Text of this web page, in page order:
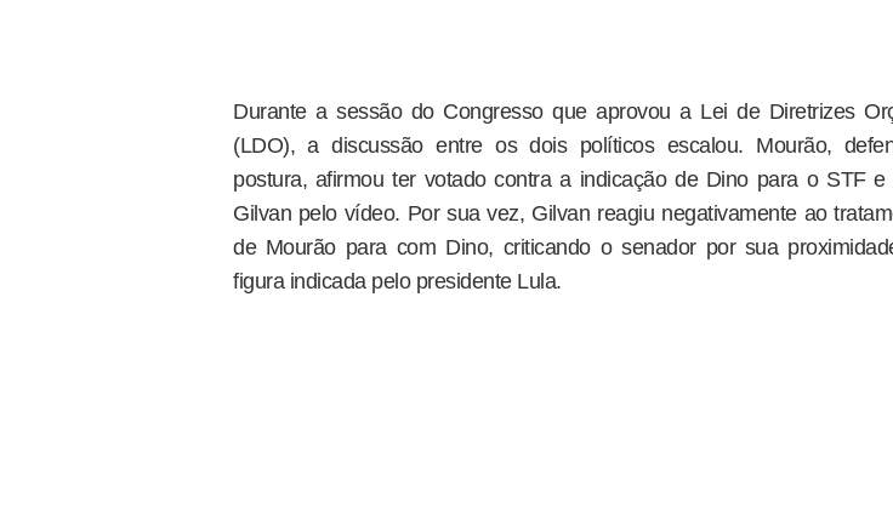
Durante a sessão do Congresso que aprovou a Lei de Diretrizes
(LDO), a discussão entre os dois políticos escalou. Mourão,
postura, afirmou ter votado contra a indicação de Dino para o STF e
Gilvan pelo vídeo. Por sua vez, Gilvan reagiu negativamente ao
de Mourão para com Dino, criticando o senador por sua
figura indicada pelo presidente Lula.